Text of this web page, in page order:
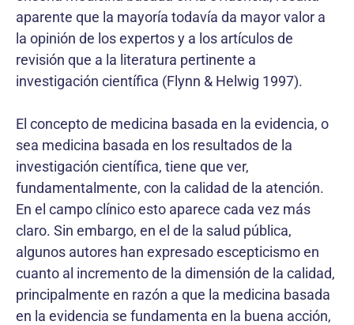
aparente que la mayoría todavía da mayor valor a
la opinión de los expertos y a los artículos de
revisión que a la literatura pertinente a
investigación científica (Flynn & Helwig 1997).
El concepto de medicina basada en la evidencia, o
sea medicina basada en los resultados de la
investigación científica, tiene que ver,
fundamentalmente, con la calidad de la atención.
En el campo clínico esto aparece cada vez más
claro. Sin embargo, en el de la salud pública,
algunos autores han expresado escepticismo en
cuanto al incremento de la dimensión de la calidad,
principalmente en razón a que la medicina basada
en la evidencia se fundamenta en la buena acción,